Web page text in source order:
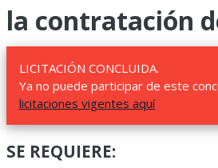
la contratación
LICITACIÓN CONCLUIDA.
Ya no puede participar de este
licitaciones vigentes aquí
SE REQUIERE: